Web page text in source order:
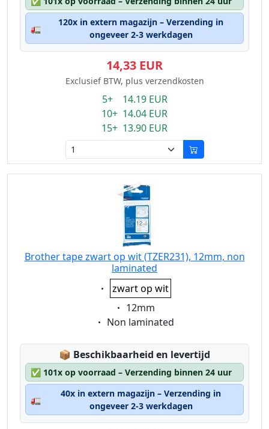
🚛
120x in extern magazijn – Verzending in
ongeveer 2-3 werkdagen
14,33 EUR
Exclusief BTW, plus verzendkosten
5+ 14.19 EUR
10+ 14.04 EUR
15+ 13.90 EUR
Brother tape zwart op wit (TZER231), 12mm, non
laminated
Eigenschaft:
zwart op wit
Eigenschaft:
12mm
Eigenschaft:
Non laminated
📦 Lagerstatus:
Beschikbaarheid en levertijd
✅ 101x op voorraad – Verzending binnen 24 uur
🚛
40x in extern magazijn – Verzending in
ongeveer 2-3 werkdagen